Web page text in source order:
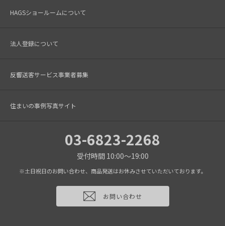
HAGSショールームについて
法人登録について
反響送客サービス事業者募集
住まいの事例写真サイト
03-6823-2268
受付時間 10:00～19:00
※土日祝日のお問い合わせ、商品発送はお休みさせていただいております。
お問い合わせ